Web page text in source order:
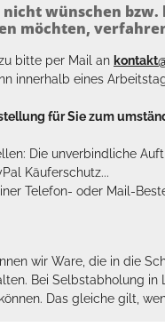
nicht wünschen
möchten,
bitte per Mail an
innerhalb eines
für Sie zum
Die unverbindliche
Käuferschutz...
Telefon- oder Mail-
wir Ware, die in die
Bei Selbstabholung
Das gleiche gilt,